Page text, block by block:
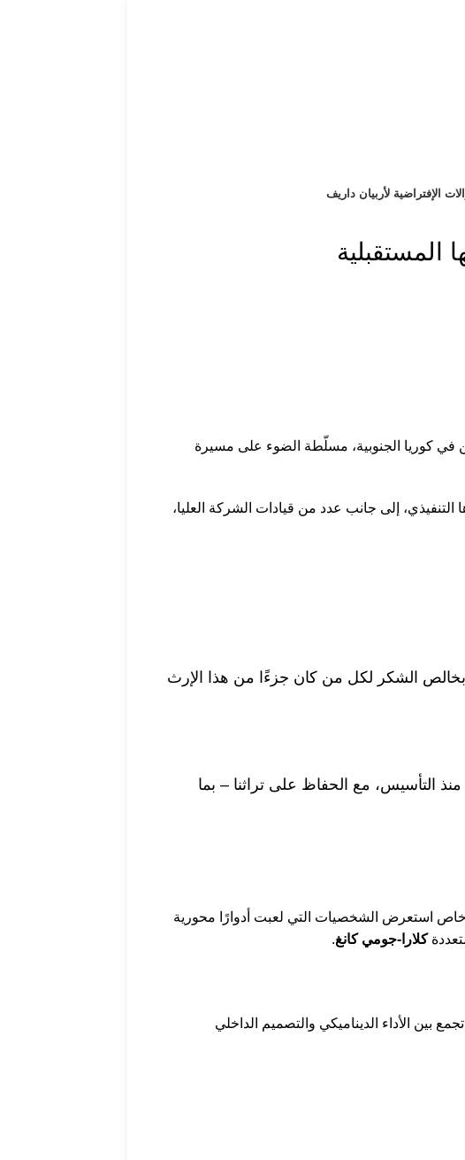
الإفتراضية لأربيان داريف
المستقبلية
في كوريا الجنوبية، مسلّطة الضوء على مسيرة
التنفيذي، إلى جانب عدد من قيادات الشركة العليا،
بخالص الشكر لكل من كان جزءًا من هذا الإرث
منذ التأسيس، مع الحفاظ على تراثنا – بما
استعرض الشخصيات التي لعبت أدوارًا محورية
كلارا-جومي كانغ.
بين الأداء الديناميكي والتصميم الداخلي